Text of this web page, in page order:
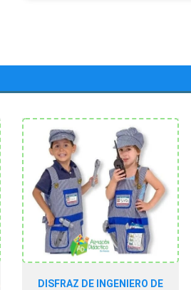
DISFRAZ DE INGENIERO DE